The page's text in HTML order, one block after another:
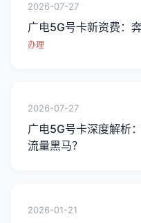
2026-07-27
广电5G号卡新资费：
办理
2026-07-27
广电5G号卡深度解析
流量黑马？
2026-01-21